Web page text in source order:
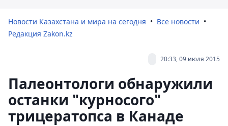
Новости Казахстана и мира на сегодня
Все новости
Редакция Zakon.kz
20:33, 09 июля 2015
Палеонтологи обнаружили
останки "курносого"
трицератопса в Канаде